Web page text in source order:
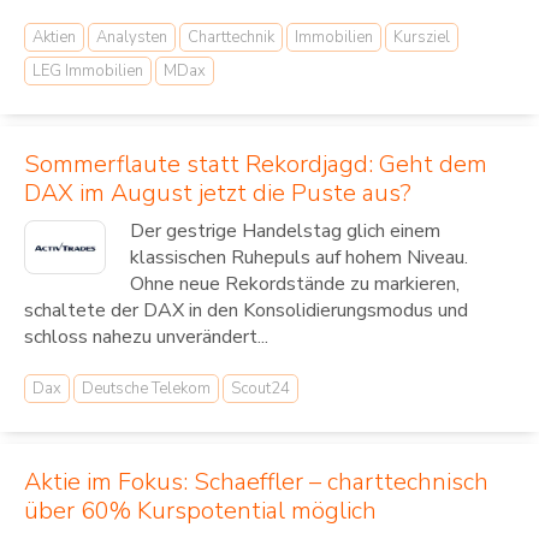
Aktien Analysten Charttechnik Immobilien
Kursziel
LEG Immobilien
MDax
Sommerflaute statt Rekordjagd: Geht dem
DAX im August jetzt die Puste aus?
Der gestrige Handelstag glich einem
klassischen Ruhepuls auf hohem Niveau.
Ohne neue Rekordstände zu markieren,
schaltete der DAX in den Konsolidierungsmodus und
schloss nahezu unverändert...
Dax Deutsche Telekom Scout24
Aktie im Fokus: Schaeffler – charttechnisch
über 60% Kurspotential möglich